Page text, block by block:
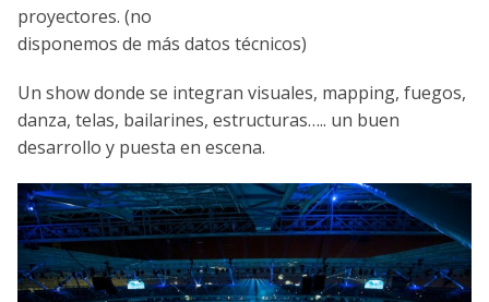
proyectores. (no
disponemos de más datos técnicos)
Un show donde se integran visuales, mapping, fuegos,
danza, telas, bailarines, estructuras….. un buen
desarrollo y puesta en escena.